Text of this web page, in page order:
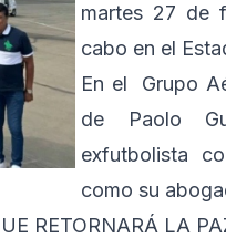
martes 27 de
cabo en el
En el Grupo
de Paolo
exfutbolista
como su
RETORNARÁ LA